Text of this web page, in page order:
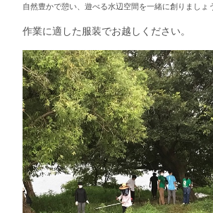
自然豊かで憩い、遊べる水辺空間を一緒に創りましょ
作業に適した服装でお越しください。